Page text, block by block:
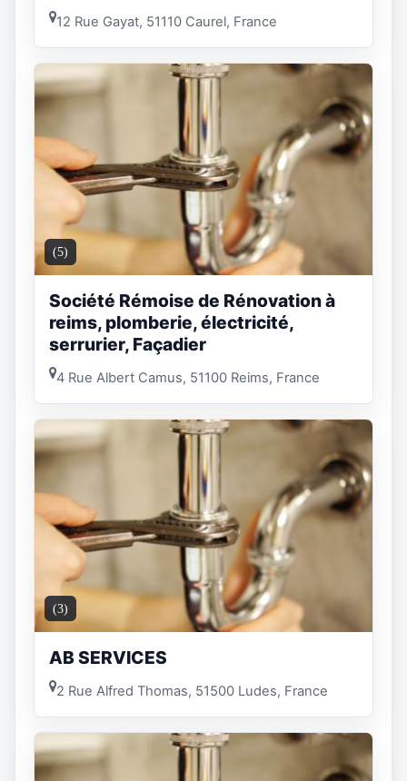
12 Rue Gayat, 51110 Caurel, France
(5)
Société Rémoise de Rénovation à
reims, plomberie, électricité,
serrurier, Façadier
4 Rue Albert Camus, 51100 Reims, France
(3)
AB SERVICES
2 Rue Alfred Thomas, 51500 Ludes, France